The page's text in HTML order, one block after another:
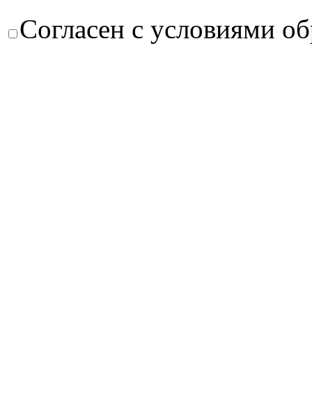
Согласен с условиями